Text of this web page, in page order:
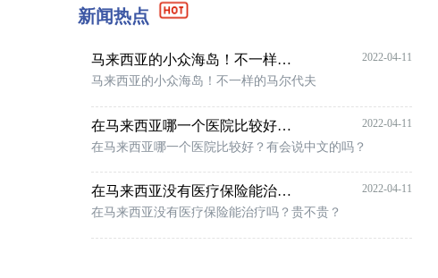
新闻热点
马来西亚的小众海岛！不一样的马尔代夫 2022-04-11
马来西亚的小众海岛！不一样的马尔代夫
在马来西亚哪一个医院比较好？有会说中文的吗？ 2022-04-11
在马来西亚哪一个医院比较好？有会说中文的吗？
在马来西亚没有医疗保险能治疗吗？贵不贵？ 2022-04-11
在马来西亚没有医疗保险能治疗吗？贵不贵？